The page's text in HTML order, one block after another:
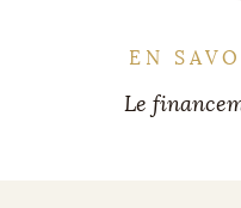
EN
Le